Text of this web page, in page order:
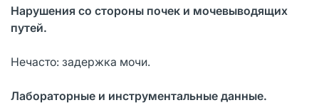
Нарушения со стороны почек и мочевыводящих
путей.
Нечасто: задержка мочи.
Лабораторные и инструментальные данные.